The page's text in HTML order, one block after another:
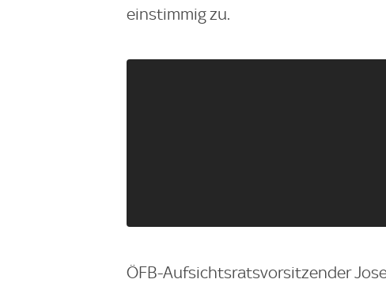
einstimmig zu.
ÖFB-Aufsichtsratsvorsitzender